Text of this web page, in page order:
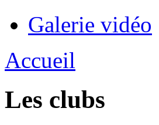
Galerie vidéo
Accueil
Les clubs